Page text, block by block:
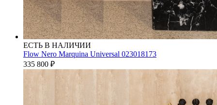
ЕСТЬ В НАЛИЧИИ
Flow Nero Marquina Universal 023018173
335 800 ₽